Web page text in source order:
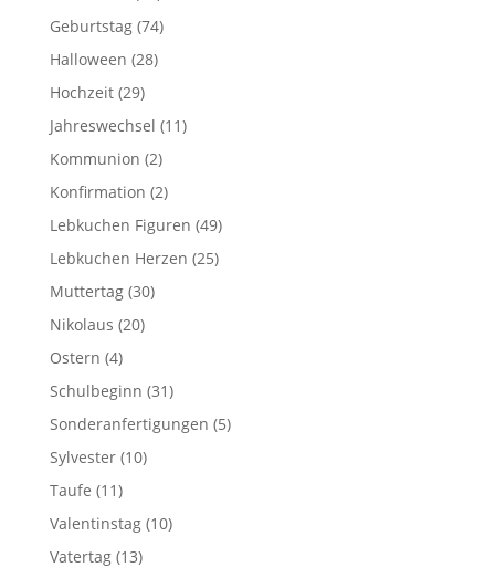
Geburtstag (74)
Halloween (28)
Hochzeit (29)
Jahreswechsel (11)
Kommunion (2)
Konfirmation (2)
Lebkuchen Figuren (49)
Lebkuchen Herzen (25)
Muttertag (30)
Nikolaus (20)
Ostern (4)
Schulbeginn (31)
Sonderanfertigungen (5)
Sylvester (10)
Taufe (11)
Valentinstag (10)
Vatertag (13)